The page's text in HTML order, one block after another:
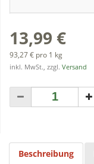
13,99 €
93,27 € pro 1 kg
inkl. MwSt., zzgl. Versand
Beschreibung